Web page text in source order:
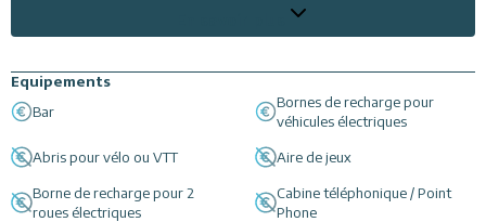
goûter gourmand au coin du feu, sauna, massages...
Plusieurs restaurants accessibles à 50 mètres.
Equipements
Bar
Bornes de recharge pour
véhicules électriques
Abris pour vélo ou VTT Aire de jeux
Borne de recharge pour 2
roues électriques
Cabine téléphonique / Point
Phone